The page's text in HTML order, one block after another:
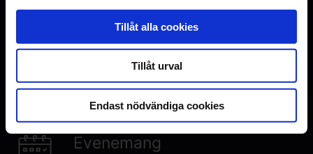
Tillåt alla cookies
Tillåt urval
Endast nödvändiga cookies
October 2026. Visningstider
publiceras här när premiären närmar
sig.
Evenemang